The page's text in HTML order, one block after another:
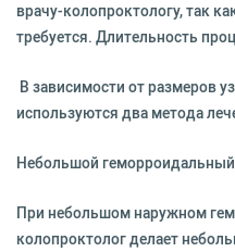
врачу-колопроктологу, так
требуется. Длительность
В зависимости от размеров
используются два метода
Небольшой геморроидальный
При небольшом наружном
колопроктолог делает